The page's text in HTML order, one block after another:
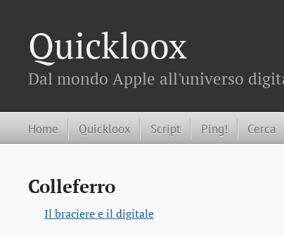
Quickloox
Dal mondo Apple all'universo
Home Quickloox Script Ping! Cerca
Colleferro
Il braciere e il digitale